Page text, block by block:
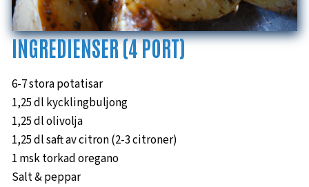
INGREDIENSER (4 PORT)
6-7 stora potatisar
1,25 dl kycklingbuljong
1,25 dl olivolja
1,25 dl saft av citron (2-3 citroner)
1 msk torkad oregano
Salt & peppar